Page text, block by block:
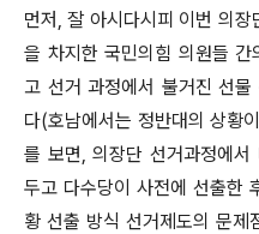
먼저, 잘 아시다시피 이번 의
을 차지한 국민의힘 의원들
고 선거 과정에서 불거진 선물
다(호남에서는 정반대의 상황
를 보면, 의장단 선거과정에
두고 다수당이 사전에 선출한
황 선출 방식 선거제도의 문제